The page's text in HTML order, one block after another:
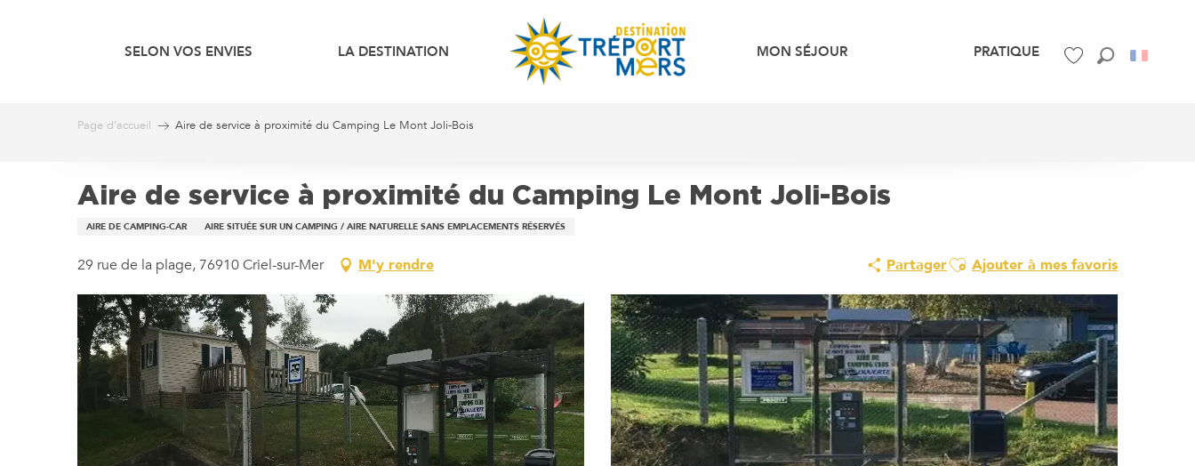
SELON VOS ENVIES LA DESTINATION MON SÉJOUR PRATIQUE
Page d’accueil Aire de service à proximité du Camping Le Mont Joli-Bois
Aire de service à proximité du Camping Le Mont Joli-Bois
AIRE DE CAMPING-CAR AIRE SITUÉE SUR UN CAMPING / AIRE NATURELLE SANS EMPLACEMENTS RÉSERVÉS
29 rue de la plage, 76910 Criel-sur-Mer M'y rendre PartagerAjouter aux favoris
Ajouter à mes favoris